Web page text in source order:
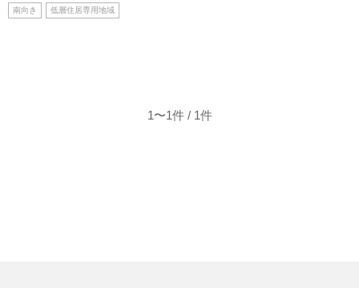
南向き 低層住居専用地域
1〜1件 / 1件